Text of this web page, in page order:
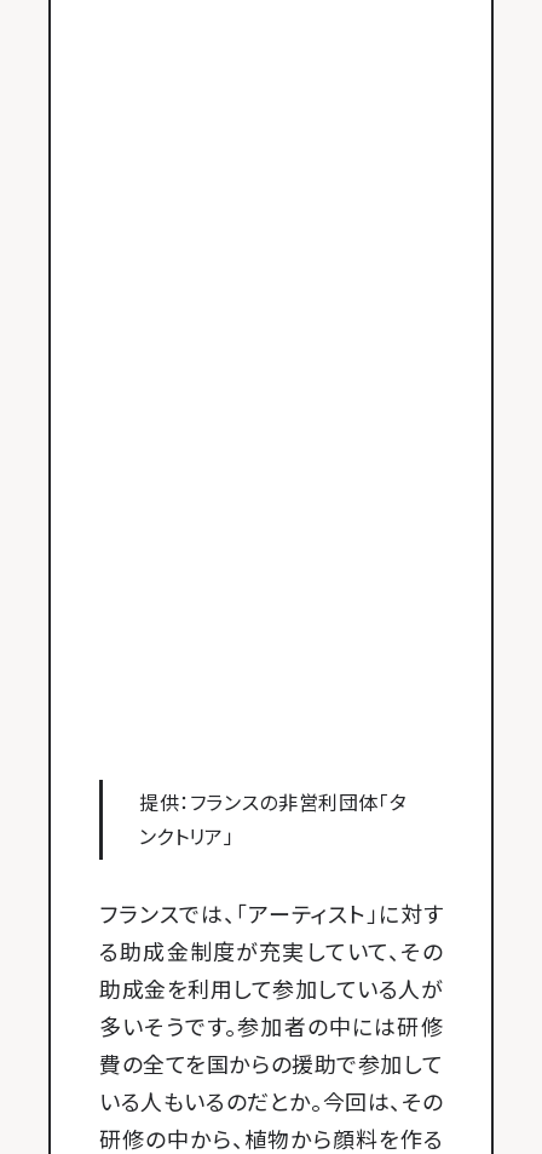
提供：フランスの非営利団体「タ
ンクトリア」
フランスでは、「アーティスト」に対す
る助成金制度が充実していて、その
助成金を利用して参加している人が
多いそうです。参加者の中には研修
費の全てを国からの援助で参加して
いる人もいるのだとか。今回は、その
研修の中から、植物から顔料を作る